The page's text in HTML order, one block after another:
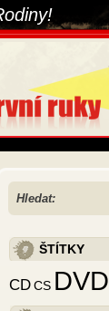
Hledat:
ŠTÍTKY
CD CS DVD